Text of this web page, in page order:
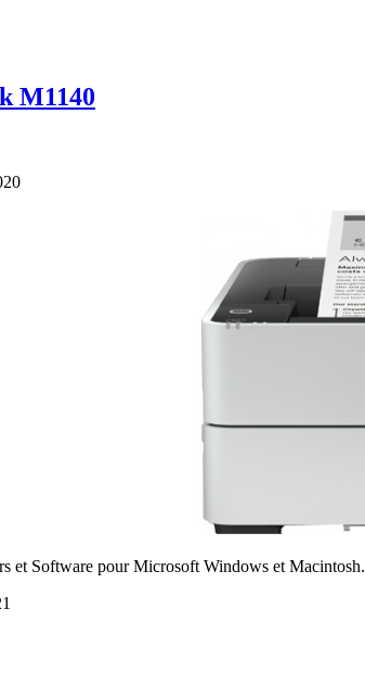
M1140
et Software pour Microsoft Windows et Macintosh.